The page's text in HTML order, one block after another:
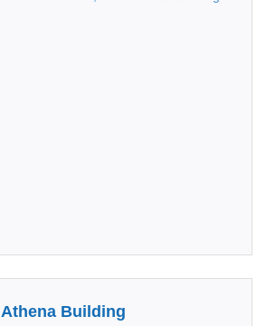
Athena Building